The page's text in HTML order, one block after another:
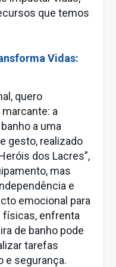
que temos
Vidas:
quero
a
a uma
gesto, realizado
dos Lacres”,
mas
e
emocional para
físicas, enfrenta
de banho pode
tarefas
e segurança.